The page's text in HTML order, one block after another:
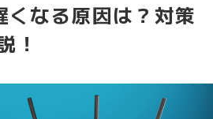
なる原因は？対策
！